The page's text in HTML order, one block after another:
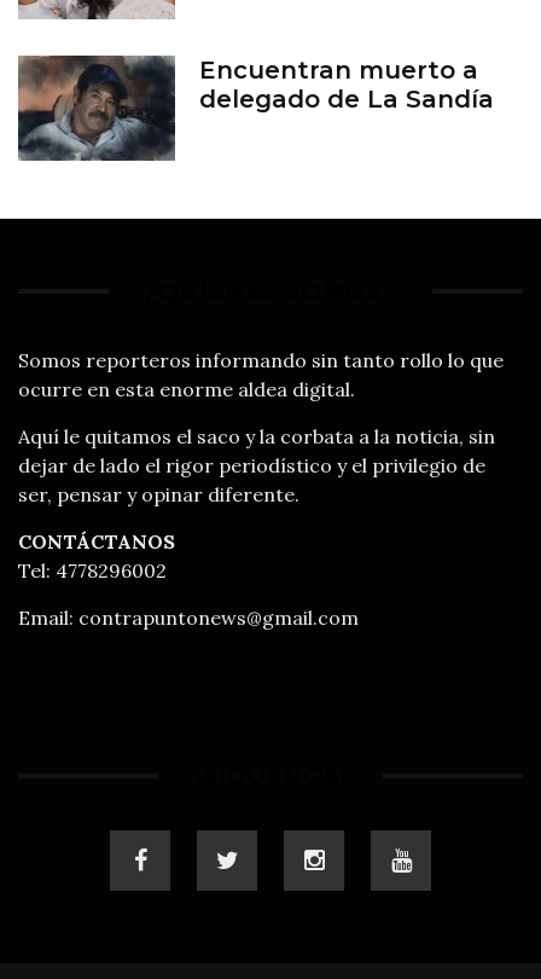
Encuentran muerto a
delegado de La Sandía
Somos reporteros informando sin tanto rollo lo que
ocurre en esta enorme aldea digital.
Aquí le quitamos el saco y la corbata a la noticia, sin
dejar de lado el rigor periodístico y el privilegio de
ser, pensar y opinar diferente.
CONTÁCTANOS
Tel: 4778296002
Email: contrapuntonews@gmail.com